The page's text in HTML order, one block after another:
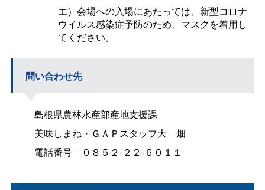
エ）会場への入場にあたっては、新型コロナ
ウイルス感染症予防のため、マスクを着用し
てください。
問い合わせ先
島根県農林水産部産地支援課
美味しまね・ＧＡＰスタッフ大 畑
電話番号 ０８５２-２２-６０１１